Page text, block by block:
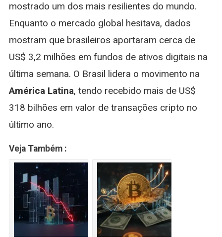
mostrado um dos mais resilientes do mundo.
Enquanto o mercado global hesitava, dados
mostram que brasileiros aportaram cerca de
US$ 3,2 milhões em fundos de ativos digitais na
última semana. O Brasil lidera o movimento na
América Latina, tendo recebido mais de US$
318 bilhões em valor de transações cripto no
último ano.
Veja Também :